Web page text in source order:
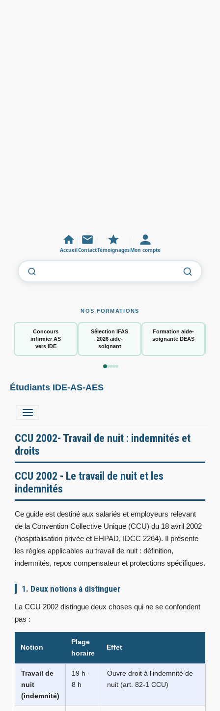
AccueilContactTémoignagesMon compte
NOS FORMATIONS
Concours
infirmier AS
vers IDE
Sélection IFAS
2026 aide-
soignant
Formation aide-
soignante DEAS
Étudiants IDE-AS-AES
CCU 2002- Travail de nuit : indemnités et
droits
CCU 2002 - Le travail de nuit et les
indemnités
Ce guide est destiné aux salariés et employeurs relevant
de la Convention Collective Unique (CCU) du 18 avril 2002
(hospitalisation privée et EHPAD, IDCC 2264). Il présente
les règles applicables au travail de nuit : définition,
indemnités, repos compensateur et protections spécifiques.
1. Deux notions à distinguer
La CCU 2002 distingue deux choses qui ne se confondent
pas :
Notion
Plage
horaire
Effet
Travail de
nuit
(indemnité)
19 h -
8 h
Ouvre droit à l'indemnité de
nuit (art. 82-1 CCU)